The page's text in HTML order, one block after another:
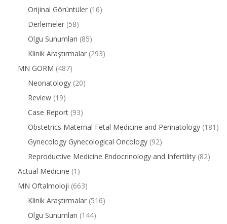
Orijinal Görüntüler (16)
Derlemeler (58)
Olgu Sunumları (85)
Klinik Araştırmalar (293)
MN GORM (487)
Neonatology (20)
Review (19)
Case Report (93)
Obstetrics Maternal Fetal Medicine and Perinatology (181)
Gynecology Gynecological Oncology (92)
Reproductive Medicine Endocrinology and Infertility (82)
Actual Medicine (1)
MN Oftalmoloji (663)
Klinik Araştırmalar (516)
Olgu Sunumları (144)